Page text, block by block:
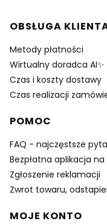
Linki w stopce
OBSŁUGA
Metody płatności
Wirtualny doradca
Czas i koszty dostawy
Czas realizacji
POMOC
FAQ - najczęstsze
Bezpłatna aplikacja
Zgłoszenie reklamacji
Zwrot towaru,
MOJE KONTO